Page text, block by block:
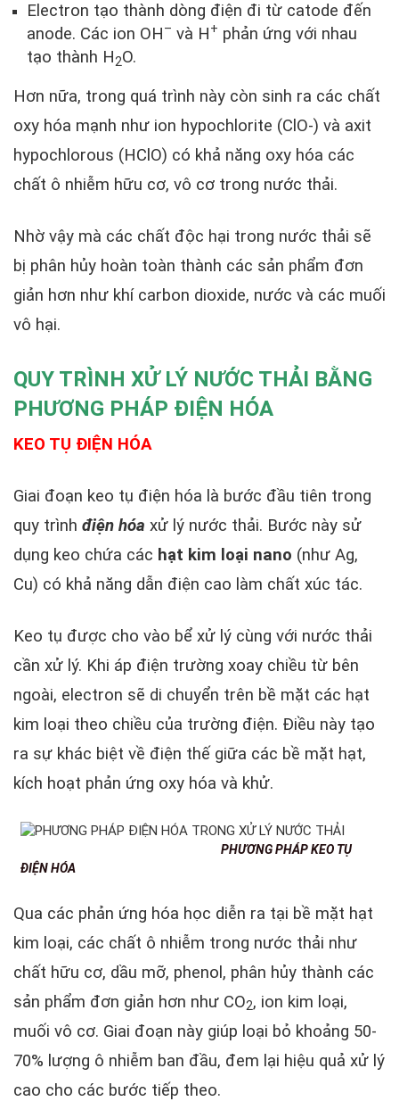
Electron tạo thành dòng điện đi từ catode đến
anode. Các ion OH– và H+ phản ứng với nhau
tạo thành H2O.
Hơn nữa, trong quá trình này còn sinh ra các chất
oxy hóa mạnh như ion hypochlorite (ClO-) và axit
hypochlorous (HClO) có khả năng oxy hóa các
chất ô nhiễm hữu cơ, vô cơ trong nước thải.
Nhờ vậy mà các chất độc hại trong nước thải sẽ
bị phân hủy hoàn toàn thành các sản phẩm đơn
giản hơn như khí carbon dioxide, nước và các muối
vô hại.
QUY TRÌNH XỬ LÝ NƯỚC THẢI BẰNG
PHƯƠNG PHÁP ĐIỆN HÓA
KEO TỤ ĐIỆN HÓA
Giai đoạn keo tụ điện hóa là bước đầu tiên trong
quy trình điện hóa xử lý nước thải. Bước này sử
dụng keo chứa các hạt kim loại nano (như Ag,
Cu) có khả năng dẫn điện cao làm chất xúc tác.
Keo tụ được cho vào bể xử lý cùng với nước thải
cần xử lý. Khi áp điện trường xoay chiều từ bên
ngoài, electron sẽ di chuyển trên bề mặt các hạt
kim loại theo chiều của trường điện. Điều này tạo
ra sự khác biệt về điện thế giữa các bề mặt hạt,
kích hoạt phản ứng oxy hóa và khử.
PHƯƠNG PHÁP KEO TỤ
ĐIỆN HÓA
Qua các phản ứng hóa học diễn ra tại bề mặt hạt
kim loại, các chất ô nhiễm trong nước thải như
chất hữu cơ, dầu mỡ, phenol, phân hủy thành các
sản phẩm đơn giản hơn như CO2, ion kim loại,
muối vô cơ. Giai đoạn này giúp loại bỏ khoảng 50-
70% lượng ô nhiễm ban đầu, đem lại hiệu quả xử lý
cao cho các bước tiếp theo.